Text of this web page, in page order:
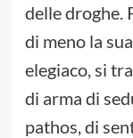
delle droghe.
di meno la
elegiaco, si
di arma di
pathos, di